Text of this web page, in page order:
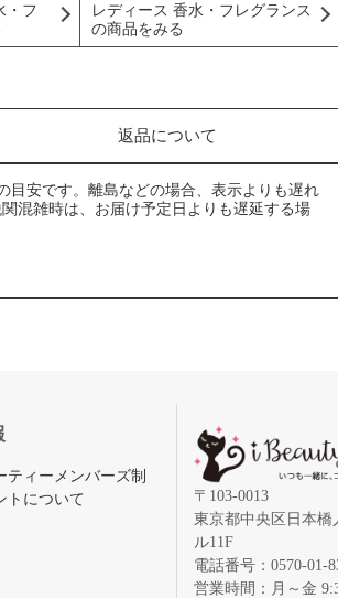
・フ
レディース 香水・フレグランス
の商品をみる
返品について
目安です。離島などの場合、表示よりも遅れ
混雑時は、お届け予定日よりも遅延する場
ティーメンバーズ制
トについて
〒103-0013
東京都中央区日本橋
ル11F
電話番号：0570-01-
営業時間：月～金